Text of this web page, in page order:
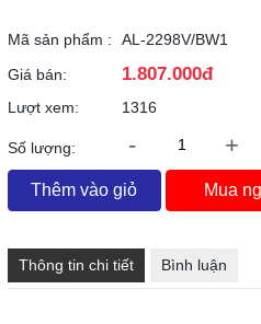
Mã sản phẩm :
AL-2298V/BW1
Giá bán:
1.807.000đ
Lượt xem: 1316
Số lượng: - +
Thêm vào giỏ Mua
Thông tin chi tiết Bình luận